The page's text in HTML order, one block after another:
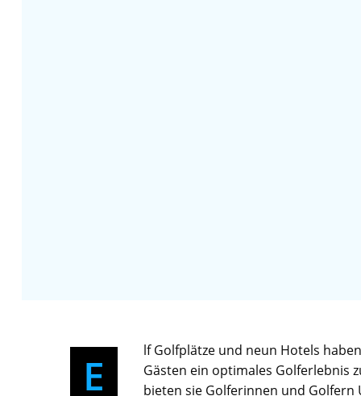
E
lf Golfplätze und neun Hotels
Gästen ein optimales Golferlebnis
bieten sie Golferinnen und